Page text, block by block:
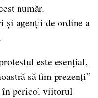
număr.
și agenții de ordine a
este esențial,
să fim prezenți”
în pericol viitorul